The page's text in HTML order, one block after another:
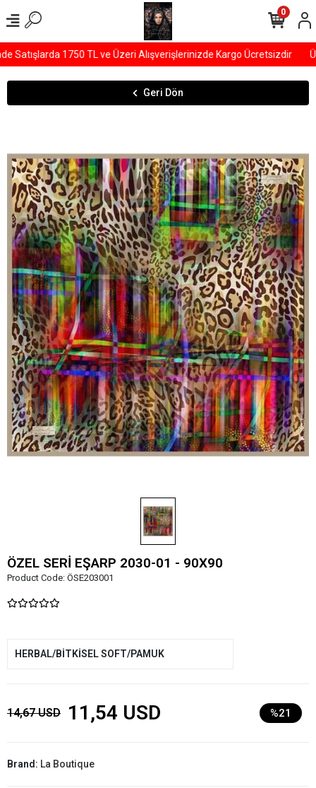
1750 TL ve Üzeri Alışverişlerinizde Kargo Ücretsizdir
0
Geri Dön
ÖZEL SERİ EŞARP 2030-01 - 90X90
Product Code: ÖSE203001
HERBAL/BİTKİSEL SOFT/PAMUK
14,67 USD 11,54 USD %21
Brand: La Boutique